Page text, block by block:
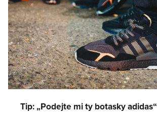
Tip: „Podejte mi ty botasky adidas“